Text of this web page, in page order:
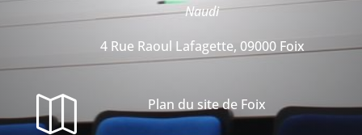
Naudi
4 Rue Raoul Lafagette, 09000 Foix
 Plan du site de Foix